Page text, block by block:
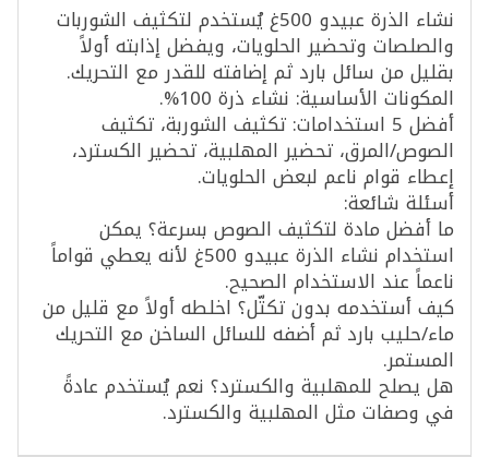
نشاء الذرة عبيدو 500غ يُستخدم لتكثيف الشوربات
والصلصات وتحضير الحلويات، ويفضل إذابته أولاً
بقليل من سائل بارد ثم إضافته للقدر مع التحريك.
المكونات الأساسية: نشاء ذرة 100%.
أفضل 5 استخدامات: تكثيف الشوربة، تكثيف
الصوص/المرق، تحضير المهلبية، تحضير الكسترد،
إعطاء قوام ناعم لبعض الحلويات.
أسئلة شائعة:
ما أفضل مادة لتكثيف الصوص بسرعة؟ يمكن
استخدام نشاء الذرة عبيدو 500غ لأنه يعطي قواماً
ناعماً عند الاستخدام الصحيح.
كيف أستخدمه بدون تكتّل؟ اخلطه أولاً مع قليل من
ماء/حليب بارد ثم أضفه للسائل الساخن مع التحريك
المستمر.
هل يصلح للمهلبية والكسترد؟ نعم يُستخدم عادةً
في وصفات مثل المهلبية والكسترد.